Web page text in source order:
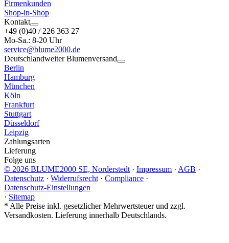
Firmenkunden
Shop-in-Shop
Kontakt
+49 (0)40 / 226 363 27
Mo-Sa.: 8-20 Uhr
service@blume2000.de
Deutschlandweiter Blumenversand
Berlin
Hamburg
München
Köln
Frankfurt
Stuttgart
Düsseldorf
Leipzig
Zahlungsarten
Lieferung
Folge uns
© 2026 BLUME2000 SE, Norderstedt · Impressum · AGB ·
Datenschutz · Widerrufsrecht · Compliance ·
Datenschutz-Einstellungen
· Sitemap
* Alle Preise inkl. gesetzlicher Mehrwertsteuer und zzgl.
Versandkosten. Lieferung innerhalb Deutschlands.